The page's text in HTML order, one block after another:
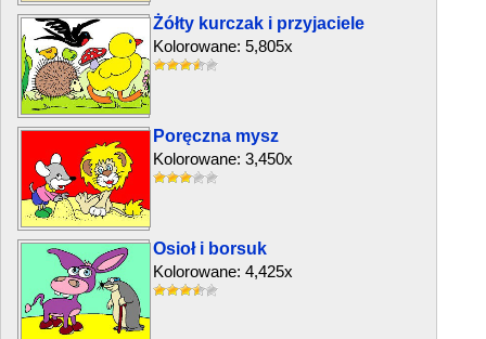
Żółty kurczak i przyjaciele
Kolorowane: 5,805x
Poręczna mysz
Kolorowane: 3,450x
Osioł i borsuk
Kolorowane: 4,425x